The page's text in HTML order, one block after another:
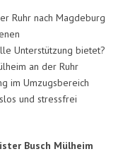
Ruhr nach Magdeburg
Unterstützung bietet?
an der Ruhr
im Umzugsbereich
und stressfrei
Busch Mülheim